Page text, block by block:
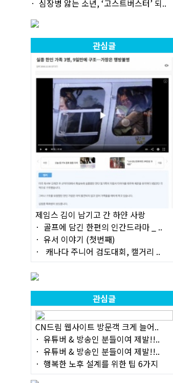
심장병 앓는 소년, ‘고스트버스터’ 되..
관심글
제임스 김이 남기고 간 하얀 사랑
골프에 담긴 한편의 인간드라마 _ ..
유서 이야기 (첫번째)
캐나다 주니어 검도대회, 캘거리 ..
관심글
CN드림 웹사이트 방문객 크게 늘어..
유튜버 & 방송인 분들이여 제발!!..
유튜버 & 방송인 분들이여 제발!!..
행복한 노후 설계를 위한 팁 6가지